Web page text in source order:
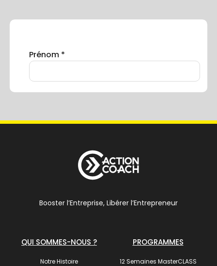
Booster l’Entreprise, Libérer l’Entrepreneur
QUI SOMMES-NOUS ?
Notre Histoire
PROGRAMMES
12 Semaines MasterCLASS